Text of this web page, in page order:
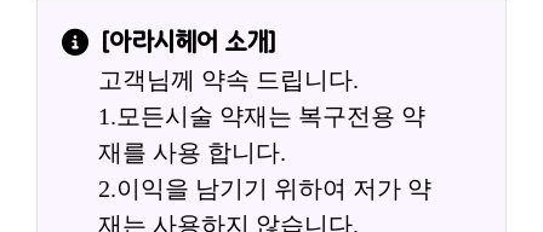
[아라시헤어 소개]
고객님께 약속 드립니다.
1.모든시술 약재는 복구전용 약
재를 사용 합니다.
2.이익을 남기기 위하여 저가 약
재는 사용하지 않습니다.